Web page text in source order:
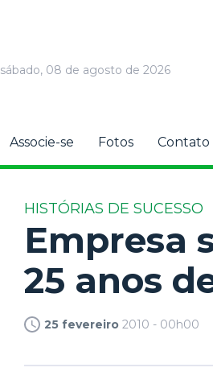
sábado, 08 de agosto de 2026
Associe-se Fotos Contato
HISTÓRIAS DE SUCESSO
Empresa
25 anos
25 fevereiro 2010 - 00h00